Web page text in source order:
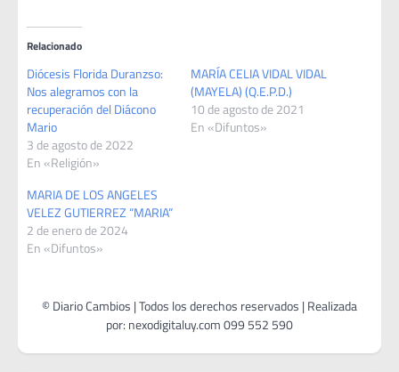
Relacionado
Diócesis Florida Duranzso:
Nos alegramos con la
recuperación del Diácono
Mario
3 de agosto de 2022
En «Religión»
MARÍA CELIA VIDAL VIDAL
(MAYELA) (Q.E.P.D.)
10 de agosto de 2021
En «Difuntos»
MARIA DE LOS ANGELES
VELEZ GUTIERREZ “MARIA”
2 de enero de 2024
En «Difuntos»